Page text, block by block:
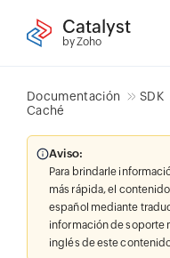
Catalyst
by Zoho
Documentación SDK
Caché
Aviso:
Para brindarle
más rápida, el
español mediante
información de soporte
inglés de este